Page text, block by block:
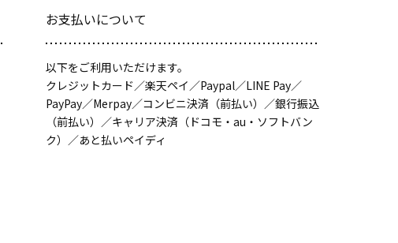
お支払いについて
以下をご利用いただけます。
クレジットカード／楽天ペイ／Paypal／LINE Pay／
PayPay／Merpay／コンビニ決済（前払い）／銀行振込
（前払い）／キャリア決済（ドコモ・au・ソフトバン
ク）／あと払いペイディ